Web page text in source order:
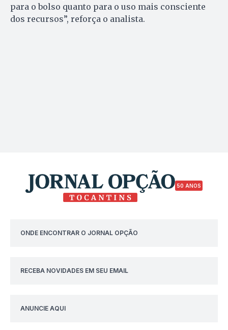
para o bolso quanto para o uso mais consciente
dos recursos”, reforça o analista.
50 ANOS
ONDE ENCONTRAR O JORNAL OPÇÃO
RECEBA NOVIDADES EM SEU EMAIL
ANUNCIE AQUI